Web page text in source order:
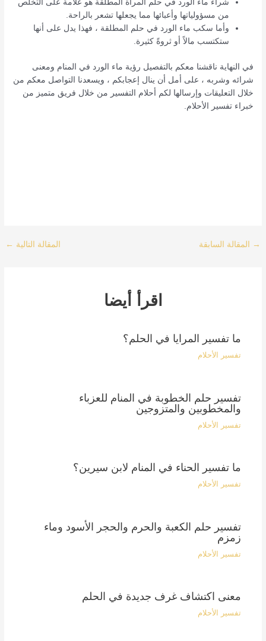
شراء ماء الورد في حلم المرأة المطلقة هو علامة على التخلص
من مسؤولياتها وأعبائها مما يجعلها تشعر بالراحة.
وأما سكب ماء الورد في حلم المطلقة ، فهذا يدل على أنها
ستكتسب مالاً أو ثروةً كثيرة.
في النهاية ناقشنا معكم بالتفصيل رؤية ماء الورد في المنام ومعنى
شرائه وشربه ، على أمل أن ينال إعجابكم ، ويسعدنا التواصل معكم من
خلال التعليقات وإرسالها لكم أحلام التفسير من خلال فريق متميز من
خبراء تفسير الأحلام.
Post
→ المقالة السابقة المقالة التالية ←
اقرأ أيضا
ما تفسير المرايا في الحلم؟
تفسير الأحلام
تفسير حلم الخطوبة في المنام للعزباء
والمخطوبين والمتزوجين
تفسير الأحلام
ما تفسير الحناء في المنام لابن سيرين؟
تفسير الأحلام
تفسير حلم الكعبة والحرم والحجر الأسود وماء
زمزم
تفسير الأحلام
معنى اكتشاف غرف جديدة في الحلم
تفسير الأحلام